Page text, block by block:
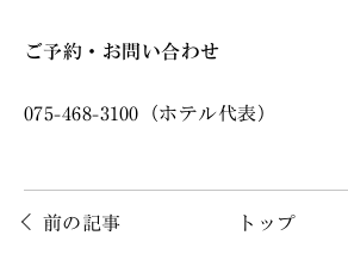
ご予約・お問い合わせ
075-468-3100（ホテル代表）
前の記事 トップ